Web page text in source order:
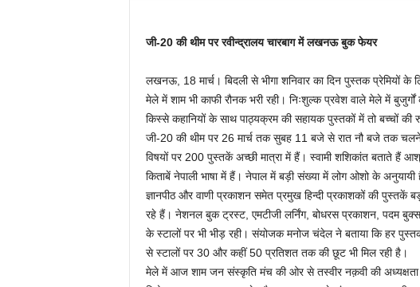
जी-20 की थीम पर रवीन्द्रालय चारबाग में लखनऊ बुक फेयर
लखनऊ, 18 मार्च। बिदली से भीगा शनिवार का दिन पुस्तक प्रेमियों के
मेले में शाम भी काफी रौनक भरी रही। निःशुल्क प्रवेश वाले मेले में
किस्से कहानियों के साथ पाठ्यक्रम की सहायक पुस्तकों में तो बच्चों की
जी-20 की थीम पर 26 मार्च तक सुबह 11 बजे से रात नौ बजे तक
विषयों पर 200 पुस्तकें अच्छी मात्रा में हैं। स्वामी शशिकांत बताते हैं
किताबें नेपाली भाषा में हैं। नेपाल में बड़ी संख्या में लोग ओशो के
ज्ञानपीठ और वाणी प्रकाशन समेत प्रमुख हिन्दी प्रकाशकों की पुस्तकें
रहे हैं। नेशनल बुक ट्रस्ट, एमटीजी लर्निंग, बोधरस प्रकाशन, पदम
के स्टालों पर भी भीड़ रही। संयोजक मनोज चंदेल ने बताया कि हर
से स्टालों पर 30 और कहीं 50 प्रतिशत तक की छूट भी मिल रही है।
मेले में आज शाम जन संस्कृति मंच की ओर से तस्वीर नक़वी की